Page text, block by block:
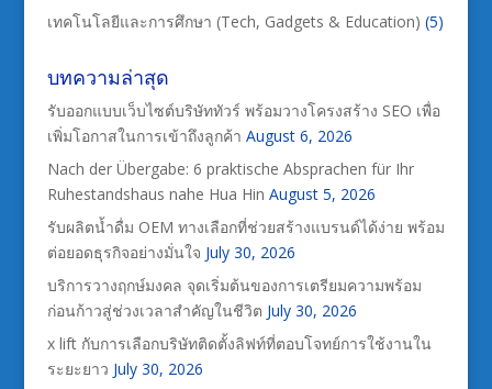
เทคโนโลยีและการศึกษา (Tech, Gadgets & Education) (5)
บทความล่าสุด
รับออกแบบเว็บไซต์บริษัททัวร์ พร้อมวางโครงสร้าง SEO เพื่อ
เพิ่มโอกาสในการเข้าถึงลูกค้า August 6, 2026
Nach der Übergabe: 6 praktische Absprachen für Ihr
Ruhestandshaus nahe Hua Hin August 5, 2026
รับผลิตน้ำดื่ม OEM ทางเลือกที่ช่วยสร้างแบรนด์ได้ง่าย พร้อม
ต่อยอดธุรกิจอย่างมั่นใจ July 30, 2026
บริการวางฤกษ์มงคล จุดเริ่มต้นของการเตรียมความพร้อม
ก่อนก้าวสู่ช่วงเวลาสำคัญในชีวิต July 30, 2026
x lift กับการเลือกบริษัทติดตั้งลิฟท์ที่ตอบโจทย์การใช้งานใน
ระยะยาว July 30, 2026